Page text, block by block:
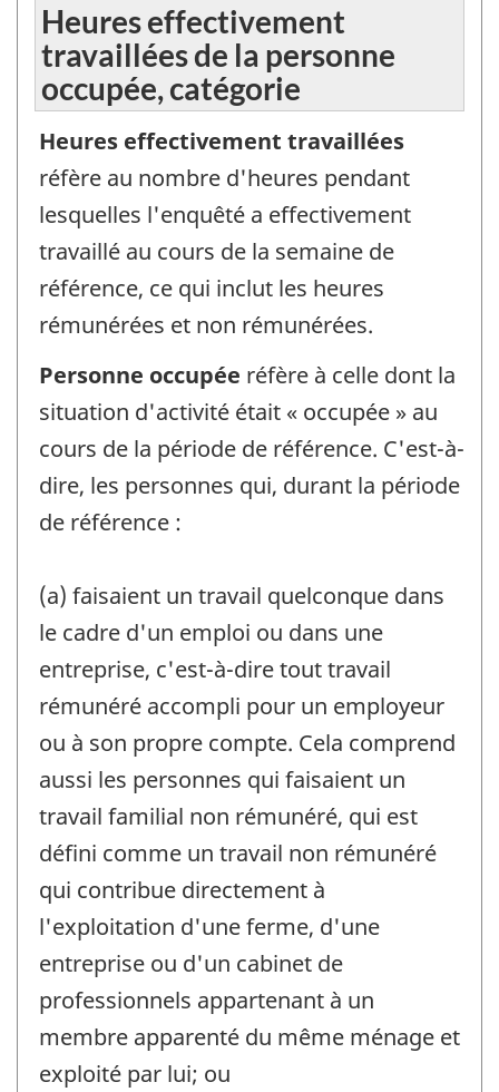
Heures effectivement
travaillées de la personne
occupée, catégorie
Heures effectivement travaillées
réfère au nombre d'heures pendant
lesquelles l'enquêté a effectivement
travaillé au cours de la semaine de
référence, ce qui inclut les heures
rémunérées et non rémunérées.
Personne occupée réfère à celle dont la
situation d'activité était « occupée » au
cours de la période de référence. C'est-à-
dire, les personnes qui, durant la période
de référence :
(a) faisaient un travail quelconque dans
le cadre d'un emploi ou dans une
entreprise, c'est-à-dire tout travail
rémunéré accompli pour un employeur
ou à son propre compte. Cela comprend
aussi les personnes qui faisaient un
travail familial non rémunéré, qui est
défini comme un travail non rémunéré
qui contribue directement à
l'exploitation d'une ferme, d'une
entreprise ou d'un cabinet de
professionnels appartenant à un
membre apparenté du même ménage et
exploité par lui; ou